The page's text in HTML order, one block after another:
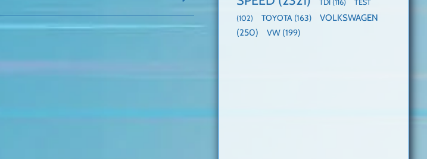
TDI (116)
TEST
(102)
TOYOTA (163)
VOLKSWAGEN
(250)
VW (199)